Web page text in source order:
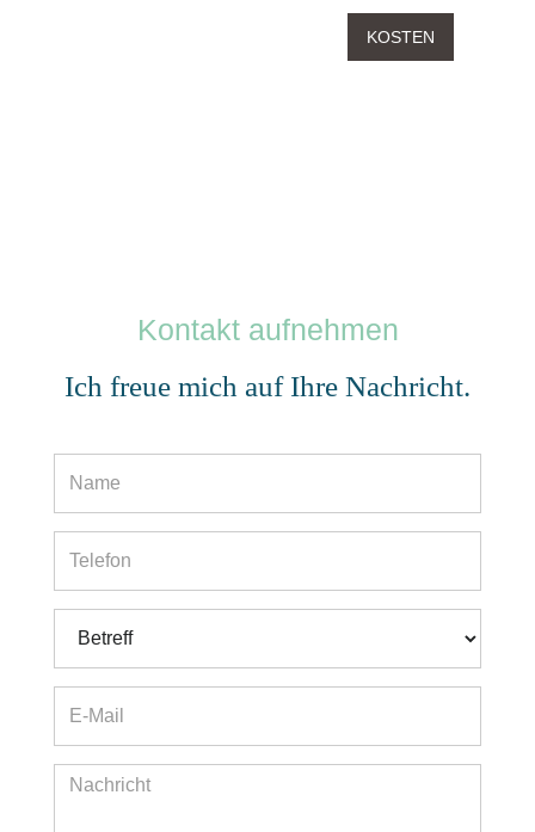
KOSTEN
Kontakt aufnehmen
Ich freue mich auf Ihre Nachricht.